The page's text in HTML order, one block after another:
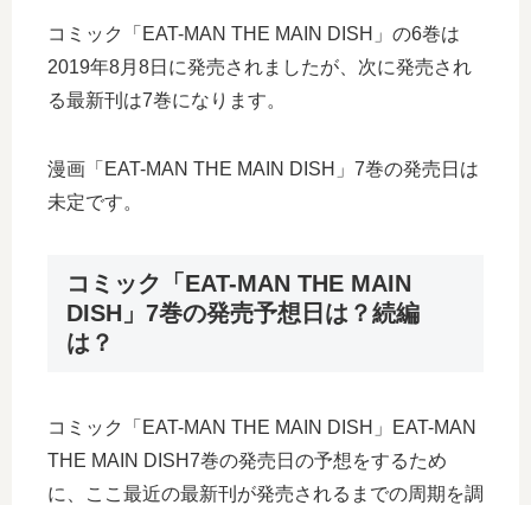
コミック「EAT-MAN THE MAIN DISH」の6巻は
2019年8月8日に発売されましたが、次に発売され
る最新刊は7巻になります。
漫画「EAT-MAN THE MAIN DISH」7巻の発売日は
未定です。
コミック「EAT-MAN THE MAIN
DISH」7巻の発売予想日は？続編
は？
コミック「EAT-MAN THE MAIN DISH」EAT-MAN
THE MAIN DISH7巻の発売日の予想をするため
に、ここ最近の最新刊が発売されるまでの周期を調